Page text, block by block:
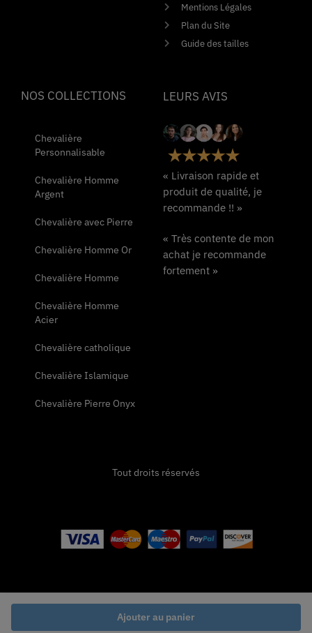
Ajouter au panier
Mentions Légales
Plan du Site
Guide des tailles
NOS COLLECTIONS
Chevalière
Personnalisable
Chevalière Homme
Argent
Chevalière avec Pierre
Chevalière Homme Or
Chevalière Homme
Chevalière Homme
Acier
Chevalière catholique
Chevalière Islamique
Chevalière Pierre Onyx
LEURS AVIS
« Livraison rapide et
produit de qualité, je
recommande !! »
« Très contente de mon
achat je recommande
fortement »
Tout droits réservés